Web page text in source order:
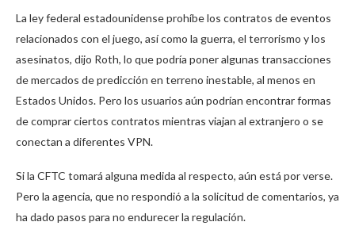
La ley federal estadounidense prohíbe los contratos de eventos
relacionados con el juego, así como la guerra, el terrorismo y los
asesinatos, dijo Roth, lo que podría poner algunas transacciones
de mercados de predicción en terreno inestable, al menos en
Estados Unidos. Pero los usuarios aún podrían encontrar formas
de comprar ciertos contratos mientras viajan al extranjero o se
conectan a diferentes VPN.
Si la CFTC tomará alguna medida al respecto, aún está por verse.
Pero la agencia, que no respondió a la solicitud de comentarios, ya
ha dado pasos para no endurecer la regulación.